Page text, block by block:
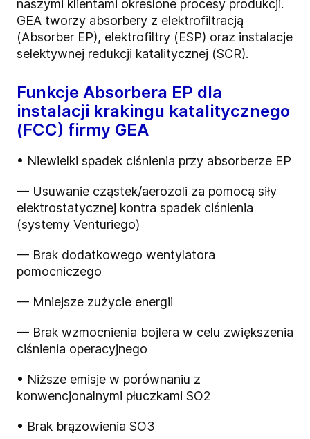
naszymi klientami określone procesy produkcji.
GEA tworzy absorbery z elektrofiltracją
(Absorber EP), elektrofiltry (ESP) oraz instalacje
selektywnej redukcji katalitycznej (SCR).
Funkcje Absorbera EP dla
instalacji krakingu katalitycznego
(FCC) firmy GEA
• Niewielki spadek ciśnienia przy absorberze EP
— Usuwanie cząstek/aerozoli za pomocą siły
elektrostatycznej kontra spadek ciśnienia
(systemy Venturiego)
— Brak dodatkowego wentylatora
pomocniczego
— Mniejsze zużycie energii
— Brak wzmocnienia bojlera w celu zwiększenia
ciśnienia operacyjnego
• Niższe emisje w porównaniu z
konwencjonalnymi płuczkami SO2
• Brak brązowienia SO3